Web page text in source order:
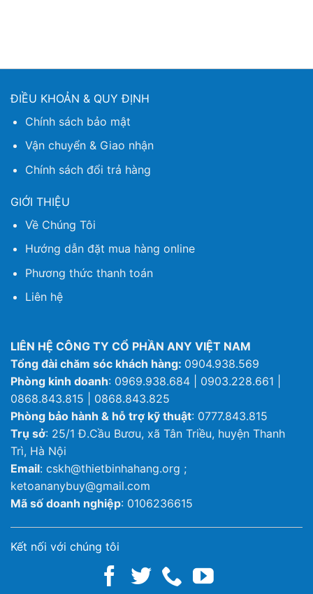
ĐIỀU KHOẢN & QUY ĐỊNH
Chính sách bảo mật
Vận chuyển & Giao nhận
Chính sách đổi trả hàng
GIỚI THIỆU
Về Chúng Tôi
Hướng dẫn đặt mua hàng online
Phương thức thanh toán
Liên hệ
LIÊN HỆ CÔNG TY CỔ PHẦN ANY VIỆT NAM
Tổng đài chăm sóc khách hàng: 0904.938.569
Phòng kinh doanh: 0969.938.684 | 0903.228.661 |
0868.843.815 | 0868.843.825
Phòng bảo hành & hỗ trợ kỹ thuật: 0777.843.815
Trụ sở: 25/1 Đ.Cầu Bươu, xã Tân Triều, huyện Thanh
Trì, Hà Nội
Email: cskh@thietbinhahang.org ;
ketoananybuy@gmail.com
Mã số doanh nghiệp: 0106236615
Kết nối với chúng tôi